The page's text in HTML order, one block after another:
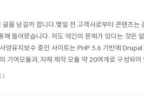
을 남길까 합니다.몇일 전 고객사로부터 콘텐츠는
들어왔습니다. 저도 약간의 문제가 있다는 것은
양유지보수 중인 사이트는 PHP 5.6 기반에
기여모듈과, 자체 제작 모듈 약 20여개로 구성되어
Search Api Entity Translation 등 3개 입니다.